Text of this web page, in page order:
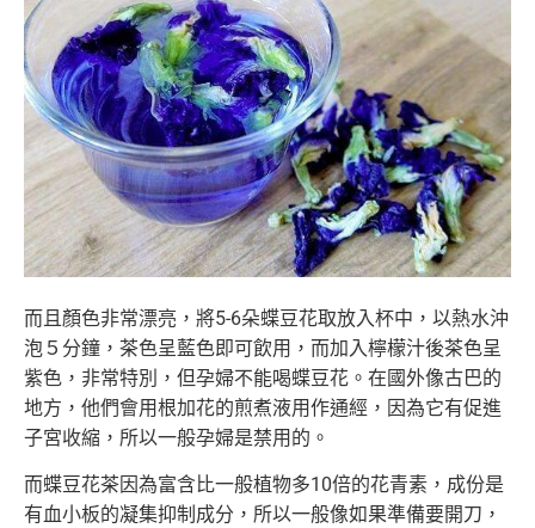
而且顏色非常漂亮，將5-6朵蝶豆花取放入杯中，以熱水沖
泡５分鐘，茶色呈藍色即可飲用，而加入檸檬汁後茶色呈
紫色，非常特別， 但孕婦不能喝蝶豆花。在國外像古巴的
地方， 他們會用根加花的煎煮液用作通經，因為它有促進
子宮收縮， 所以一般孕婦是禁用的。
而蝶豆花茶因為富含比一般植物多10倍的花青素，成份是
有血小板的凝集抑制成分，所以一般像如果準備要開刀，